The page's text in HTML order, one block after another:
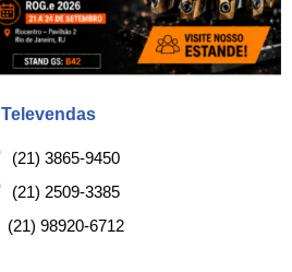
Televendas
(21) 3865-9450
(21) 2509-3385
(21) 98920-6712